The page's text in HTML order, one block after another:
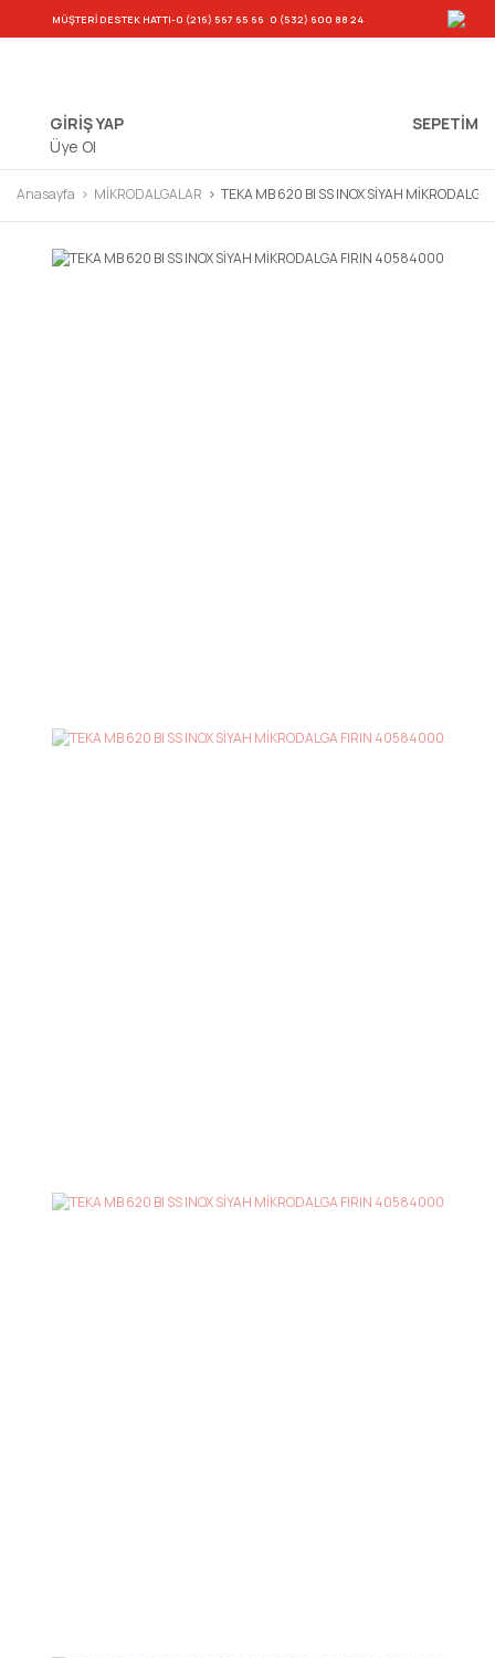
MÜŞTERİ DESTEK HATTI-0 (216) 567 65 66-0 (532) 600 88 24
GİRİŞ YAP
Üye Ol
SEPETIM
Anasayfa MİKRODALGALAR TEKA MB 620 BI SS INOX SİYAH